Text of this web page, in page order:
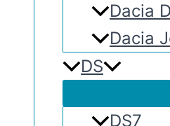
Dacia
Dacia
DS
DS7